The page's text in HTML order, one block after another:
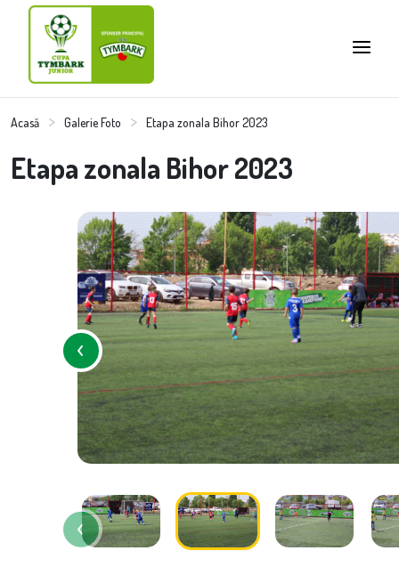
Acasă Galerie Foto Etapa zonala Bihor 2023
Etapa zonala Bihor 2023